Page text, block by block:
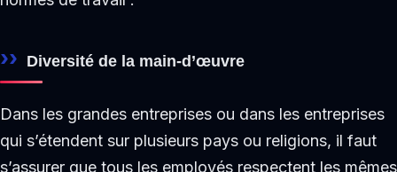
Diversité de la main-d’œuvre
Dans les grandes entreprises ou dans les entreprises
qui s’étendent sur plusieurs pays ou religions, il faut
s’assurer que tous les employés respectent les mêmes